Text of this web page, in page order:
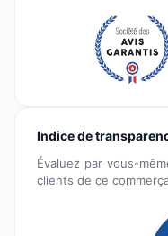
Indice de
Évaluez par vous-
clients de ce